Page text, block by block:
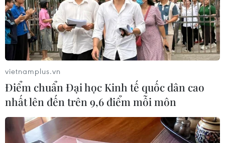
Viện là đơn vị đầu tiên đào tạo đại học báo chí,
xây dựng chương trình trình Bộ Giáo dục và Đào
tạo để mở mã ngành đào tạo báo chí bậc thạc sỹ,
tiến sỹ sớm nhất cả nước.
vietnamplus.vn
Điểm chuẩn Đại học Kinh tế quốc dân cao
nhất lên đến trên 9,6 điểm mỗi môn